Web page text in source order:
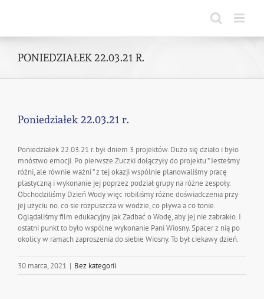
PONIEDZIAŁEK 22.03.21 R.
Poniedziałek 22.03.21 r.
Poniedziałek 22.03.21 r. był dniem 3 projektów. Dużo się działo i było
mnóstwo emocji. Po pierwsze Żuczki dołączyły do projektu ” Jesteśmy
różni, ale równie ważni ” z tej okazji wspólnie planowaliśmy pracę
plastyczną i wykonanie jej poprzez podział grupy na różne zespoły.
Obchodziliśmy Dzień Wody więc robiliśmy różne doświadczenia przy
jej użyciu no. co sie rozpuszcza w wodzie, co pływa a co tonie.
Oglądaliśmy film edukacyjny jak Zadbać o Wodę, aby jej nie zabrakło. I
ostatni punkt to było wspólne wykonanie Pani Wiosny. Spacer z nią po
okolicy w ramach zaproszenia do siebie Wiosny. To był ciekawy dzień.
30 marca, 2021 | Bez kategorii